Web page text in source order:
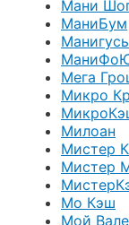
Мани
МаниБум
Манигусь
Мега
Микро
Милоан
Мистер
Мистер
Мо Кэш
Мой